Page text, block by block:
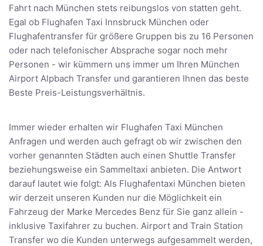
Fahrt nach München stets reibungslos von statten geht.
Egal ob Flughafen Taxi Innsbruck München oder
Flughafentransfer für größere Gruppen bis zu 16 Personen
oder nach telefonischer Absprache sogar noch mehr
Personen - wir kümmern uns immer um Ihren München
Airport Alpbach Transfer und garantieren Ihnen das beste
Beste Preis-Leistungsverhältnis.
Immer wieder erhalten wir Flughafen Taxi München
Anfragen und werden auch gefragt ob wir zwischen den
vorher genannten Städten auch einen Shuttle Transfer
beziehungsweise ein Sammeltaxi anbieten. Die Antwort
darauf lautet wie folgt: Als Flughafentaxi München bieten
wir derzeit unseren Kunden nur die Möglichkeit ein
Fahrzeug der Marke Mercedes Benz für Sie ganz allein -
inklusive Taxifahrer zu buchen. Airport and Train Station
Transfer wo die Kunden unterwegs aufgesammelt werden,